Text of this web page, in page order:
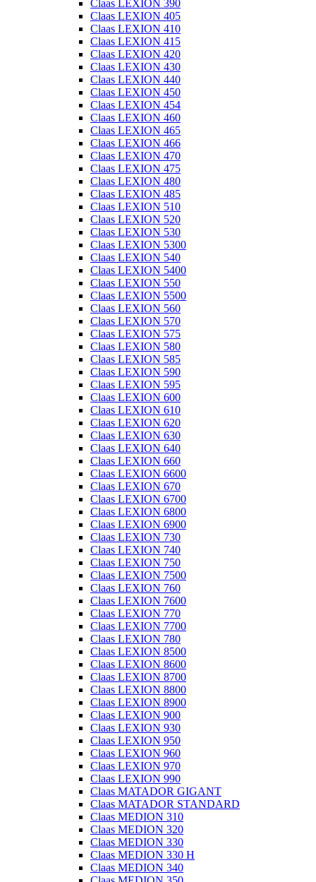
Claas LEXION 390
Claas LEXION 405
Claas LEXION 410
Claas LEXION 415
Claas LEXION 420
Claas LEXION 430
Claas LEXION 440
Claas LEXION 450
Claas LEXION 454
Claas LEXION 460
Claas LEXION 465
Claas LEXION 466
Claas LEXION 470
Claas LEXION 475
Claas LEXION 480
Claas LEXION 485
Claas LEXION 510
Claas LEXION 520
Claas LEXION 530
Claas LEXION 5300
Claas LEXION 540
Claas LEXION 5400
Claas LEXION 550
Claas LEXION 5500
Claas LEXION 560
Claas LEXION 570
Claas LEXION 575
Claas LEXION 580
Claas LEXION 585
Claas LEXION 590
Claas LEXION 595
Claas LEXION 600
Claas LEXION 610
Claas LEXION 620
Claas LEXION 630
Claas LEXION 640
Claas LEXION 660
Claas LEXION 6600
Claas LEXION 670
Claas LEXION 6700
Claas LEXION 6800
Claas LEXION 6900
Claas LEXION 730
Claas LEXION 740
Claas LEXION 750
Claas LEXION 7500
Claas LEXION 760
Claas LEXION 7600
Claas LEXION 770
Claas LEXION 7700
Claas LEXION 780
Claas LEXION 8500
Claas LEXION 8600
Claas LEXION 8700
Claas LEXION 8800
Claas LEXION 8900
Claas LEXION 900
Claas LEXION 930
Claas LEXION 950
Claas LEXION 960
Claas LEXION 970
Claas LEXION 990
Claas MATADOR GIGANT
Claas MATADOR STANDARD
Claas MEDION 310
Claas MEDION 320
Claas MEDION 330
Claas MEDION 330 H
Claas MEDION 340